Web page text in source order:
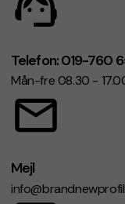
Telefon: 019-760
Mån-fre 08.30 -
Mejl